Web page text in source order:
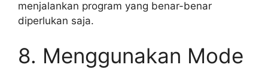
menjalankan program yang benar-benar
diperlukan saja.
8. Menggunakan Mode